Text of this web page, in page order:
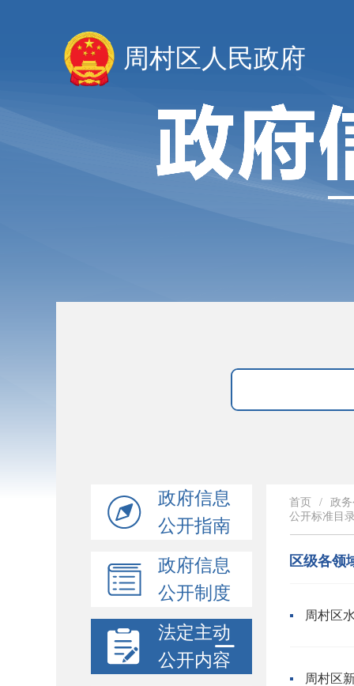
周村区人民政府
政府信息
公开指南
政府信息
公开制度
法定主动
公开内容
首页 /
政
公开标准目
区级各领
周村区
周村区